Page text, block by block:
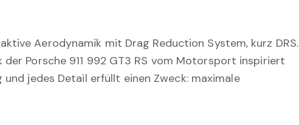
Aerodynamik mit Drag Reduction System, kurz DRS.
Porsche 911 992 GT3 RS vom Motorsport inspiriert
und jedes Detail erfüllt einen Zweck: maximale